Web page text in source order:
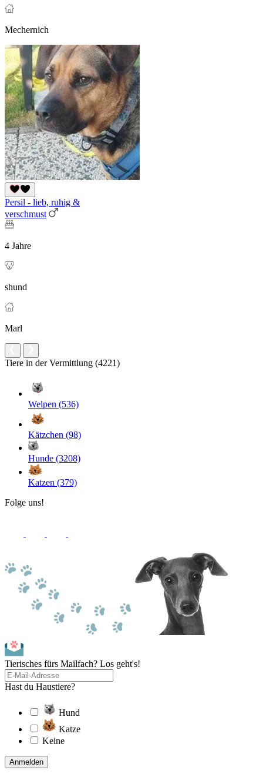
Mechernich
Persil - lieb, ruhig &
verschmust
4 Jahre
shund
Marl
Tiere in der Vermittlung (4221)
Welpen (536)
Kätzchen (98)
Hunde (3208)
Katzen (379)
Folge uns!
Tierisches fürs Mailfach? Los geht's!
Hast du Haustiere?
Hund
Katze
Keine
Anmelden